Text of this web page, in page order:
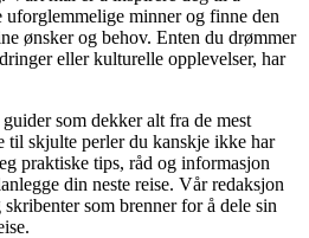
uforglemmelige minner og finne den
ønsker og behov. Enten du drømmer
eller kulturelle opplevelser, har
som dekker alt fra de mest
til skjulte perler du kanskje ikke har
praktiske tips, råd og informasjon
din neste reise. Vår redaksjon
som brenner for å dele sin